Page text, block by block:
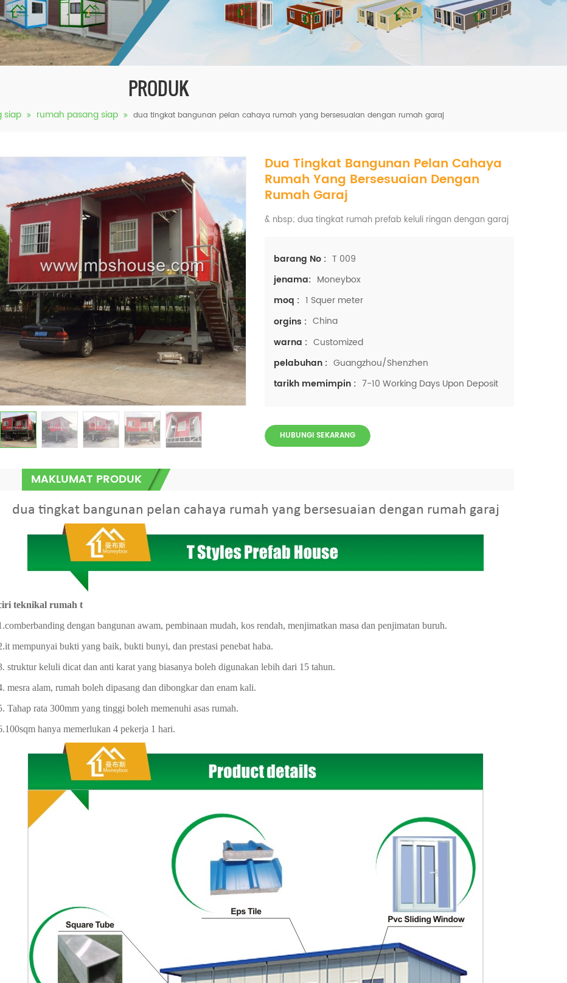
PRODUK
siap rumah pasang siap dua tingkat bangunan pelan cahaya rumah yang bersesuaian dengan rumah garaj
Dua Tingkat Bangunan Pelan Cahaya
Rumah Yang Bersesuaian Dengan
Rumah Garaj
& nbsp; dua tingkat rumah prefab keluli ringan dengan garaj
barang No : T 009
jenama: Moneybox
moq : 1 Squer meter
orgins : China
warna : Customized
pelabuhan : Guangzhou/Shenzhen
tarikh memimpin : 7-10 Working Days Upon Deposit
HUBUNGI SEKARANG
MAKLUMAT PRODUK
dua tingkat bangunan pelan cahaya rumah yang bersesuaian dengan rumah garaj
teknikal rumah t
dengan bangunan awam, pembinaan mudah, kos rendah, menjimatkan masa dan penjimatan buruh.
mempunyai bukti yang baik, bukti bunyi, dan prestasi penebat haba.
struktur keluli dicat dan anti karat yang biasanya boleh digunakan lebih dari 15 tahun.
mesra alam, rumah boleh dipasang dan dibongkar dan enam kali.
Tahap rata 300mm yang tinggi boleh memenuhi asas rumah.
hanya memerlukan 4 pekerja 1 hari.
mbshou